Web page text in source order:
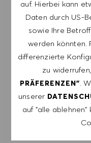
auf. Hierbei kann
Daten durch US-
sowie Ihre
werden könnten.
differenzierte
zu
PRÄFERENZEN".
unserer
auf "alle
akzeptiere, dass
gemäß der
werden.
E-Mail-Adresse
ALERTS